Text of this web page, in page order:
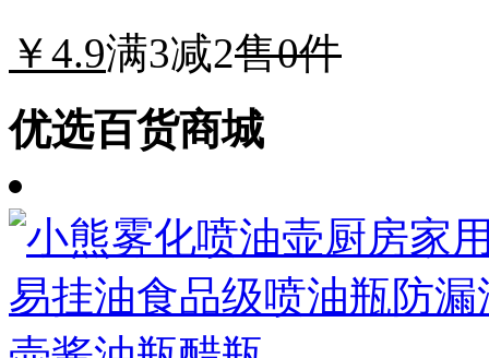
￥4.9满3减2售0件
优选百货商城